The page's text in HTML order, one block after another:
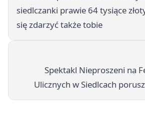
siedlczanki prawie 64 tysiące
się zdarzyć także tobie
Spektakl Nieproszeni na
Ulicznych w Siedlcach